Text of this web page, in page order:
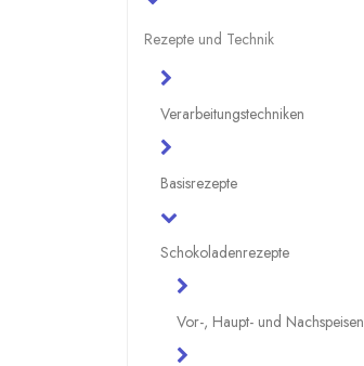
Rezepte und Technik
Verarbeitungstechniken
Basisrezepte
Schokoladenrezepte
Vor-, Haupt- und Nachspeisen